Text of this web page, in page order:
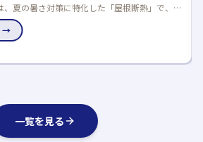
さ対策に特化した「屋根断熱」で、数
の涼しさをモデルハウスで体感でき
一覧を見る